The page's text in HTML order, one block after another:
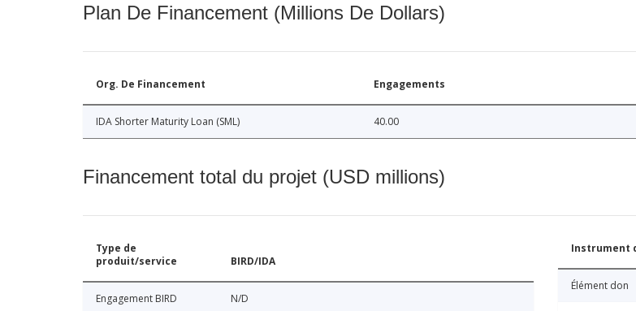
Plan De Financement (Millions De Dollars)
Org. De Financement Engagements
IDA Shorter Maturity Loan (SML) 40.00
Financement total du projet (USD millions)
Type de
produit/service
BIRD/IDA
Engagement BIRD N/D
Instrument
Élément don